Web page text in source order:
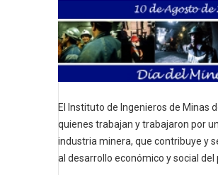
El Instituto de Ingenieros de Minas
quienes trabajan y trabajaron por
industria minera, que contribuye y
al desarrollo económico y social del